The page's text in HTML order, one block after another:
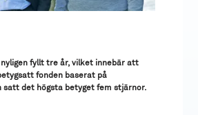
fyllt tre år, vilket innebär att
fonden baserat på
satt det högsta betyget fem stjärnor.